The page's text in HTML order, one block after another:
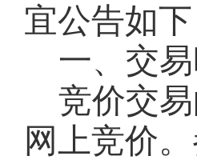
宜公告如下
一、交
竞价交
网上竞价